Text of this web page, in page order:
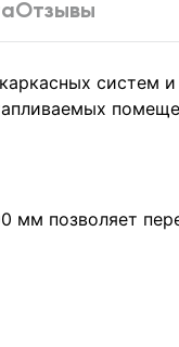
Отзывы
систем
мм позволяет